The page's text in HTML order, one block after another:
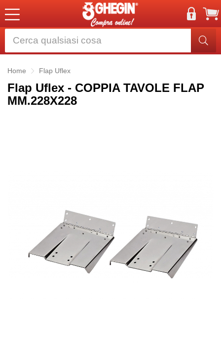
Home Flap Uflex
Flap Uflex - COPPIA TAVOLE FLAP
MM.228X228